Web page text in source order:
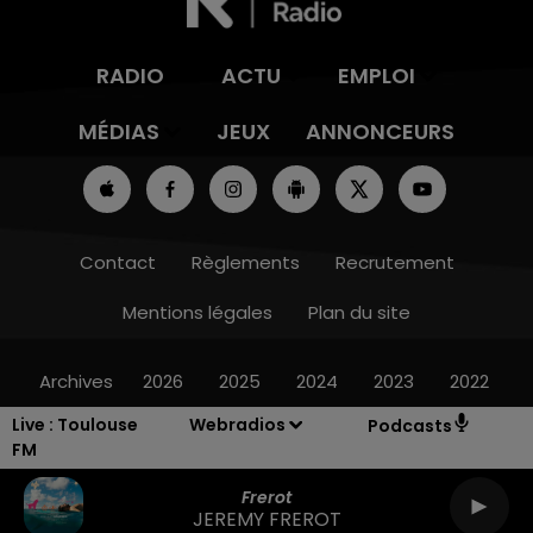
Live : Toulouse
FM
Webradios Podcasts
Frerot
JEREMY FREROT
RADIO ACTU
EMPLOI
MÉDIAS
JEUX ANNONCEURS
Contact Règlements
Recrutement
Mentions légales
Plan du site
Archives 2026 2025 2024 2023 2022